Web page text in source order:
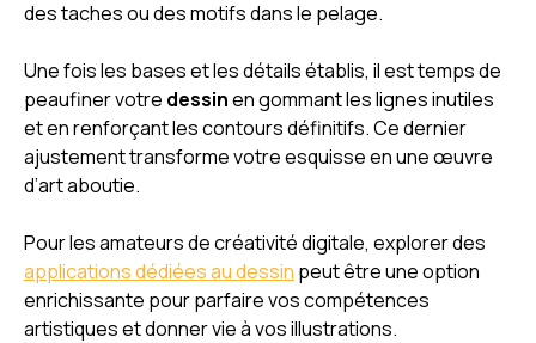
des taches ou des motifs dans le pelage.
Une fois les bases et les détails établis, il est temps de
peaufiner votre dessinen gommant les lignes inutiles
et en renforçant les contours définitifs. Ce dernier
ajustement transforme votre esquisse en une œuvre
d’art aboutie.
Pour les amateurs de créativité digitale, explorer des
applications dédiées au dessin peut être une option
enrichissante pour parfaire vos compétences
artistiques et donner vie à vos illustrations.